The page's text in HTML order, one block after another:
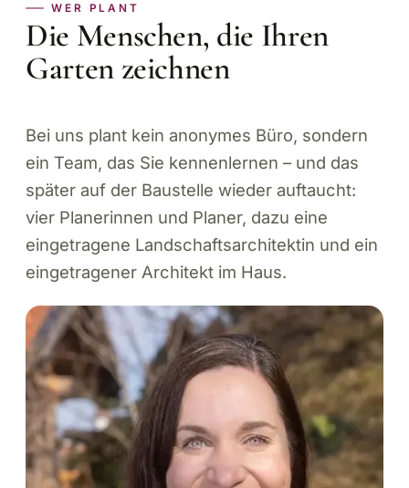
WER PLANT
Die Menschen, die Ihren
Garten zeichnen
Bei uns plant kein anonymes Büro, sondern
ein Team, das Sie kennenlernen – und das
später auf der Baustelle wieder auftaucht:
vier Planerinnen und Planer, dazu eine
eingetragene Landschaftsarchitektin und ein
eingetragener Architekt im Haus.